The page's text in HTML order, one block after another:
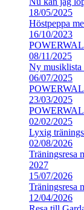
18/05/2025
Höstpeppa
16/10/2023
08/11/2025
Ny musiklista
06/07/2025
23/03/2025
02/02/2025
Lyxig
02/08/2026
Träningsresa
2027
15/07/2026
Träningsresa
12/04/2026